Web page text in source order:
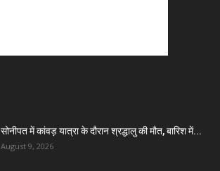
सोनीपत में कांवड़ यात्रा के दौरान श्रद्धालु की मौत, बारिश में...
August 9, 2026